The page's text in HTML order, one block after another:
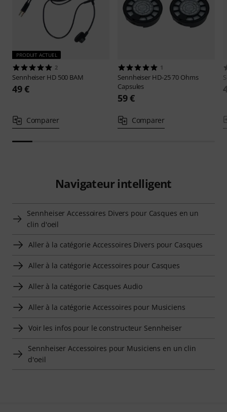
PRODUIT ACTUEL
2
Sennheiser HD 500 BAM
49 €
Comparer
1
Sennheiser HD-25 70 Ohms
Capsules
59 €
Comparer
Navigateur intelligent
Sennheiser Accessoires Divers pour Casques en un
clin d'oeil
Aller à la catégorie Accessoires Divers pour Casques
Aller à la catégorie Accessoires pour Casques
Aller à la catégorie Casques Audio
Aller à la catégorie Accessoires pour Musiciens
Voir les infos pour le constructeur Sennheiser
Sennheiser Accessoires pour Musiciens en un clin
d'oeil